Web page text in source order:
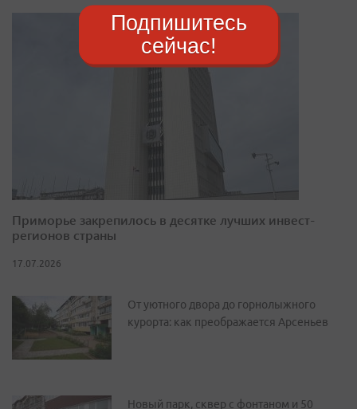
Приморье закрепилось в десятке лучших инвест-
регионов страны
17.07.2026
От уютного двора до горнолыжного
курорта: как преображается Арсеньев
Новый парк, сквер с фонтаном и 50
Подпишитесь
сейчас!